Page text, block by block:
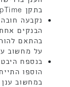
בתקן Institute UpTime.
נקבעה
הבנקים
על מחשוב
בנספח
הוספו
במחשוב ענן